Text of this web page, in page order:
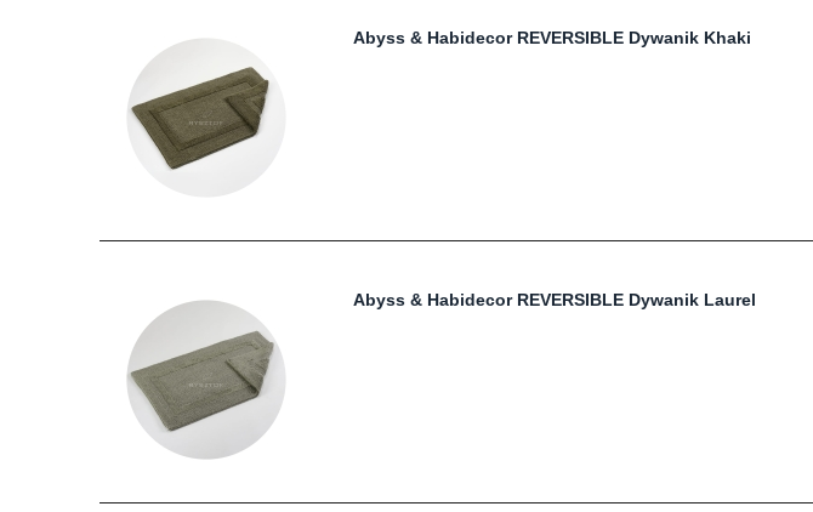
Abyss & Habidecor REVERSIBLE Dywanik Khaki
Abyss & Habidecor REVERSIBLE Dywanik Laurel